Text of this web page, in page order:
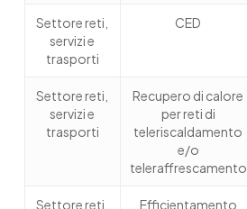
Settore reti,
servizi e
trasporti
CED
Settore reti,
servizi e
trasporti
Recupero di calore
per reti di
teleriscaldamento
e/o
teleraffrescamento
Settore reti,
Efficientamento